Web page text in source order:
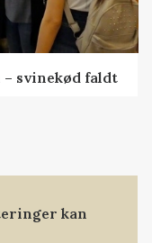
svinekød faldt
kan